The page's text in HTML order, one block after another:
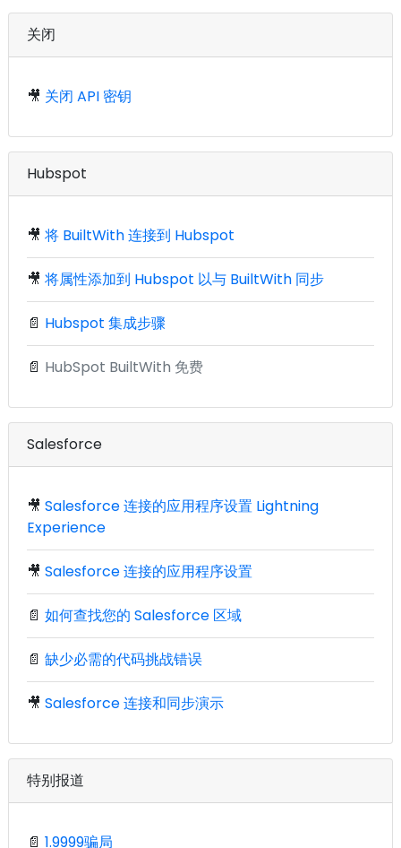
关闭
🎥 关闭 API 密钥
Hubspot
🎥 将 BuiltWith 连接到 Hubspot
🎥 将属性添加到 Hubspot 以与 BuiltWith 同步
📄 Hubspot 集成步骤
📄 HubSpot BuiltWith 免费
Salesforce
🎥 Salesforce 连接的应用程序设置 Lightning
Experience
🎥 Salesforce 连接的应用程序设置
📄 如何查找您的 Salesforce 区域
📄 缺少必需的代码挑战错误
🎥 Salesforce 连接和同步演示
特别报道
📄 1.9999骗局